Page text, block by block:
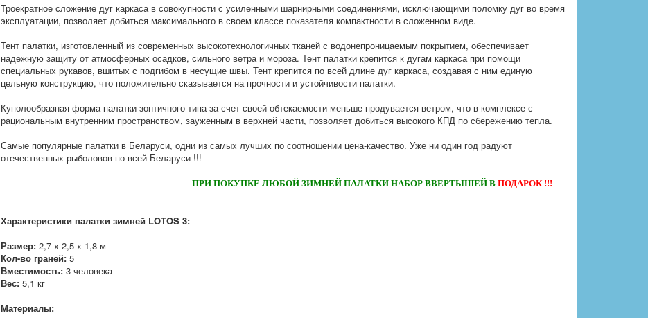
Троекратное сложение дуг каркаса в совокупности с усиленными шарнирными соединениями, исключающими поломку дуг во время
эксплуатации, позволяет добиться максимального в своем классе показателя компактности в сложенном виде.
Тент палатки, изготовленный из современных высокотехнологичных тканей с водонепроницаемым покрытием, обеспечивает
надежную защиту от атмосферных осадков, сильного ветра и мороза. Тент палатки крепится к дугам каркаса при помощи
специальных рукавов, вшитых с подгибом в несущие швы. Тент крепится по всей длине дуг каркаса, создавая с ним единую
цельную конструкцию, что положительно сказывается на прочности и устойчивости палатки.
Куполообразная форма палатки зонтичного типа за счет своей обтекаемости меньше продувается ветром, что в комплексе с
рациональным внутренним пространством, зауженным в верхней части, позволяет добиться высокого КПД по сбережению тепла.
Самые популярные палатки в Беларуси, одни из самых лучших по соотношении цена-качество. Уже ни один год радуют
отечественных рыболовов по всей Беларуси !!!
ПРИ ПОКУПКЕ ЛЮБОЙ ЗИМНЕЙ ПАЛАТКИ НАБОР ВВЕРТЫШЕЙ В ПОДАРОК !!!
Характеристики палатки зимней LOTOS 3:
Размер:2,7 х 2,5 х 1,8 м
Кол-во граней:5
Вместимость:3 человека
Вес: 5,1 кг
Материалы: